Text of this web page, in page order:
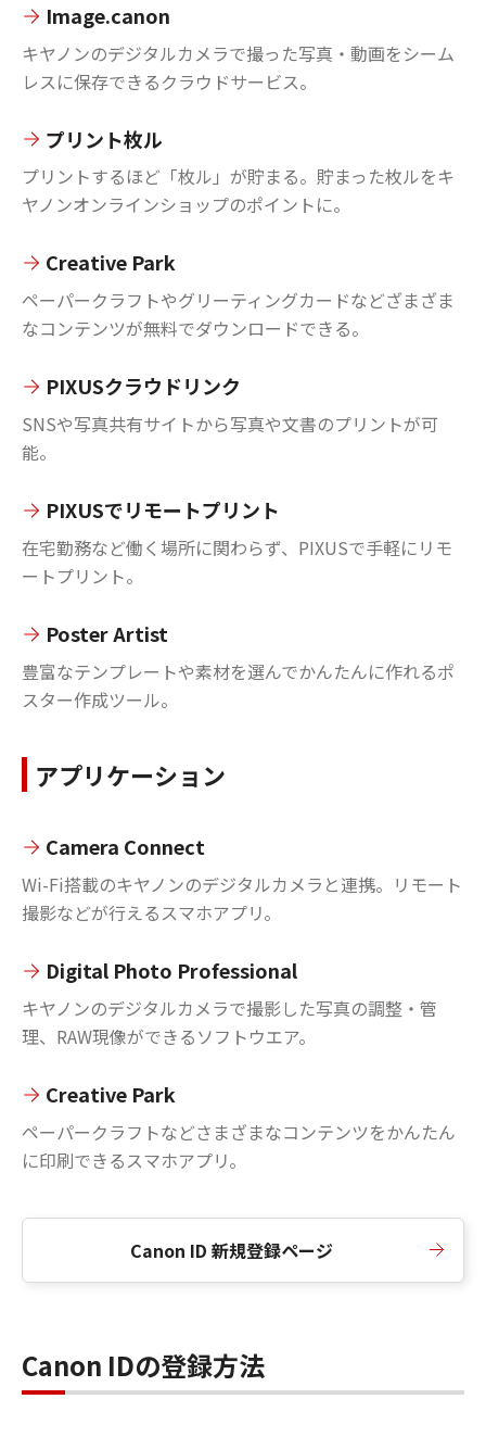
Image.canon
キヤノンのデジタルカメラで撮った写真・動画をシーム
レスに保存できるクラウドサービス。
プリント枚ル
プリントするほど「枚ル」が貯まる。貯まった枚ルをキ
ヤノンオンラインショップのポイントに。
Creative Park
ペーパークラフトやグリーティングカードなどざまざま
なコンテンツが無料でダウンロードできる。
PIXUSクラウドリンク
SNSや写真共有サイトから写真や文書のプリントが可
能。
PIXUSでリモートプリント
在宅勤務など働く場所に関わらず、PIXUSで手軽にリモ
ートプリント。
Poster Artist
豊富なテンプレートや素材を選んでかんたんに作れるポ
スター作成ツール。
アプリケーション
Camera Connect
Wi-Fi搭載のキヤノンのデジタルカメラと連携。リモート
撮影などが行えるスマホアプリ。
Digital Photo Professional
キヤノンのデジタルカメラで撮影した写真の調整・管
理、RAW現像ができるソフトウエア。
Creative Park
ペーパークラフトなどさまざまなコンテンツをかんたん
に印刷できるスマホアプリ。
Canon ID 新規登録ページ
Canon IDの登録方法